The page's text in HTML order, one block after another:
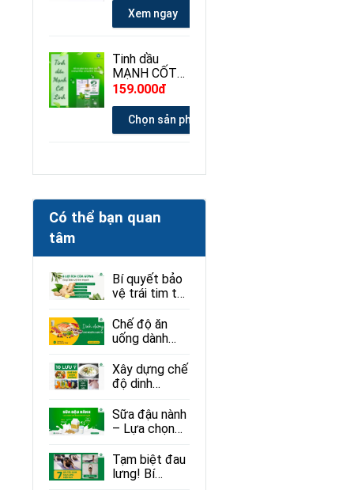
Xem ngay
Tinh dầu
MẠNH CỐT
LINH 30ml
159.000đ
Chọn sản phẩm
Có thể bạn quan
tâm
Bí quyết bảo
vệ trái tim từ
Gừng và
những lợi ích
ít ai ngờ
Chế độ ăn
uống dành
loạn thị: Ăn gì
để tốt cho
mắt?
Xây dựng chế
độ dinh
người mắc
bệnh sởi phục
hồi hiệu quả
Sữa đậu nành
– Lựa chọn
cho sức khỏe
Tạm biệt đau
lưng! Bí